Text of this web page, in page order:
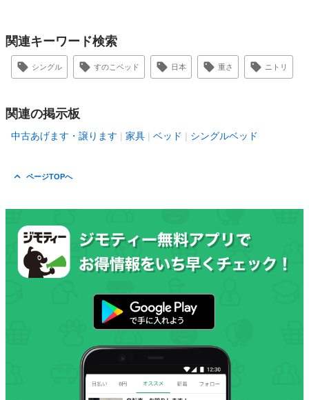
関連キーワード検索
シングル すのこベッド 日本 重さ ニトリ
関連の掲示板
中古あげます・譲ります 家具 ベッド シングルベッド
ページTOPへ